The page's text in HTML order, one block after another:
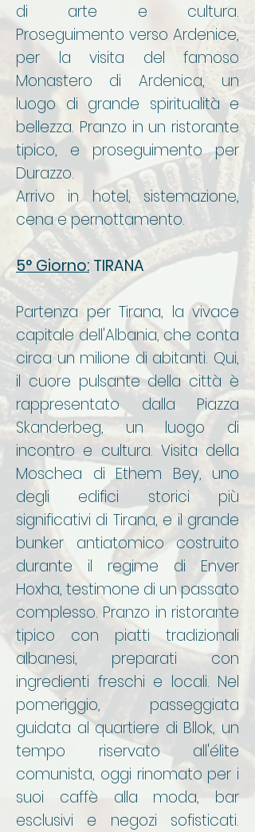
di arte e cultura.
Proseguimento verso Ardenice,
per la visita del famoso
Monastero di Ardenica, un
luogo di grande spiritualità e
bellezza. Pranzo in un ristorante
tipico, e proseguimento per
Durazzo.
Arrivo in hotel, sistemazione,
cena e pernottamento.
5° Giorno: TIRANA
Partenza per Tirana, la vivace
capitale dell'Albania, che conta
circa un milione di abitanti. Qui,
il cuore pulsante della città è
rappresentato dalla Piazza
Skanderbeg, un luogo di
incontro e cultura. Visita della
Moschea di Ethem Bey, uno
degli edifici storici più
significativi di Tirana, e il grande
bunker antiatomico costruito
durante il regime di Enver
Hoxha, testimone di un passato
complesso. Pranzo in ristorante
tipico con piatti tradizionali
albanesi, preparati con
ingredienti freschi e locali. Nel
pomeriggio, passeggiata
guidata al quartiere di Bllok, un
tempo riservato all'élite
comunista, oggi rinomato per i
suoi caffè alla moda, bar
esclusivi e negozi sofisticati.